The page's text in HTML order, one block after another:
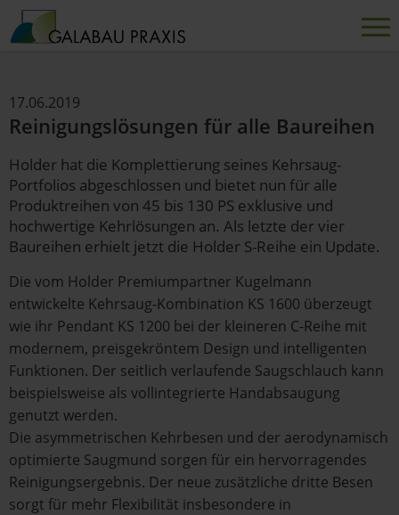
17.06.2019
Reinigungslösungen für alle Baureihen
Holder hat die Komplettierung seines Kehrsaug-
Portfolios abgeschlossen und bietet nun für alle
Produktreihen von 45 bis 130 PS exklusive und
hochwertige Kehrlösungen an. Als letzte der vier
Baureihen erhielt jetzt die Holder S-Reihe ein Update.
Die vom Holder Premiumpartner Kugelmann
entwickelte Kehrsaug-Kombination KS 1600 überzeugt
wie ihr Pendant KS 1200 bei der kleineren C-Reihe mit
modernem, preisgekröntem Design und intelligenten
Funktionen. Der seitlich verlaufende Saugschlauch kann
beispielsweise als vollintegrierte Handabsaugung
genutzt werden.
Die asymmetrischen Kehrbesen und der aerodynamisch
optimierte Saugmund sorgen für ein hervorragendes
Reinigungsergebnis. Der neue zusätzliche dritte Besen
sorgt für mehr Flexibilität insbesondere in